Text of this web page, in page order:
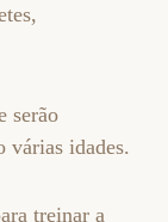
serão
várias idades.
treinar a